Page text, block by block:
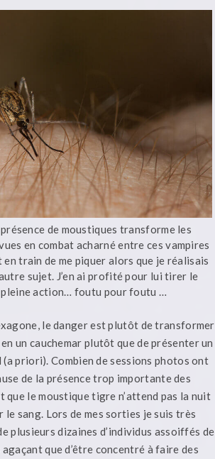
de moustiques transforme les
en combat acharné entre ces vampires
train de me piquer alors que je réalisais
sujet. J’en ai profité pour lui tirer le
action… foutu pour foutu …
le danger est plutôt de transformer
un cauchemar plutôt que de présenter un
priori). Combien de sessions photos ont
de la présence trop importante des
que le moustique tigre n’attend pas la nuit
le sang. Lors de mes sorties je suis très
plusieurs dizaines d’individus assoiffés de
agaçant que d’être concentré à faire des